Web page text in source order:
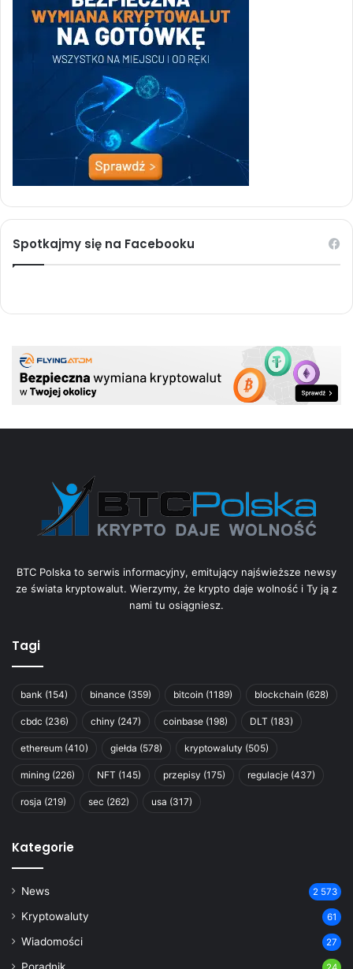
Spotkajmy się na Facebooku
BTC Polska to serwis informacyjny, emitujący najświeższe newsy
ze świata kryptowalut. Wierzymy, że krypto daje wolność i Ty ją z
nami tu osiągniesz.
Tagi
bank (154) binance (359) bitcoin (1189) blockchain (628)
cbdc (236) chiny (247) coinbase (198) DLT (183)
ethereum (410) giełda (578) kryptowaluty (505)
mining (226) NFT (145) przepisy (175) regulacje (437)
rosja (219) sec (262) usa (317)
Kategorie
News 2 573
Kryptowaluty 61
Wiadomości 27